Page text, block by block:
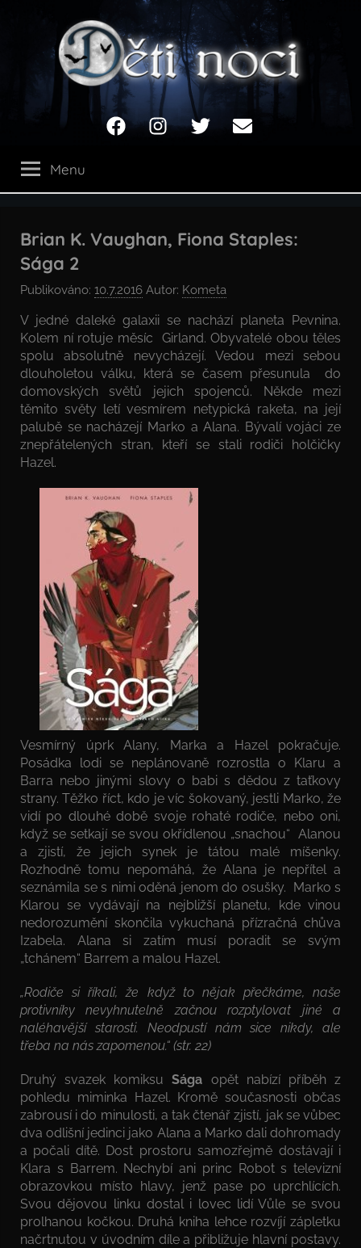
Děti
noci
FacebookInstagram
Twitter Email
Menu
Brian K. Vaughan, Fiona Staples:
Sága 2
Publikováno: 10.7.2016 Autor: Kometa
V jedné daleké galaxii se nachází planeta Pevnina.
Kolem ní rotuje měsíc Girland. Obyvatelé obou těles
spolu absolutně nevycházejí. Vedou mezi sebou
dlouholetou válku, která se časem přesunula do
domovských světů jejich spojenců. Někde mezi
těmito světy letí vesmírem netypická raketa, na její
palubě se nacházejí Marko a Alana. Bývalí vojáci ze
znepřátelených stran, kteří se stali rodiči holčičky
Hazel.
Vesmírný úprk Alany, Marka a Hazel pokračuje.
Posádka lodi se neplánovaně rozrostla o Klaru a
Barra nebo jinými slovy o babi s dědou z taťkovy
strany. Těžko říct, kdo je víc šokovaný, jestli Marko, že
vidí po dlouhé době svoje rohaté rodiče, nebo oni,
když se setkají se svou okřídlenou „snachou“ Alanou
a zjistí, že jejich synek je tátou malé míšenky.
Rozhodně tomu nepomáhá, že Alana je nepřítel a
seznámila se s nimi oděná jenom do osušky. Marko s
Klarou se vydávají na nejbližší planetu, kde vinou
nedorozumění skončila vykuchaná přízračná chůva
Izabela. Alana si zatím musí poradit se svým
„tchánem“ Barrem a malou Hazel.
„Rodiče si říkali, že když to nějak přečkáme, naše
protivníky nevyhnutelně začnou rozptylovat jiné a
naléhavější starosti. Neodpustí nám sice nikdy, ale
třeba na nás zapomenou.“ (str. 22)
Druhý svazek komiksuSága opět nabízí příběh z
pohledu miminka Hazel. Kromě současnosti občas
zabrousí i do minulosti, a tak čtenář zjistí, jak se vůbec
dva odlišní jedinci jako Alana a Marko dali dohromady
a počali dítě. Dost prostoru samozřejmě dostávají i
Klara s Barrem. Nechybí ani princ Robot s televizní
obrazovkou místo hlavy, jenž pase po uprchlících.
Svou dějovou linku dostal i lovec lidí Vůle se svou
prolhanou kočkou. Druhá kniha lehce rozvíjí zápletku
načrtnutou v úvodním díle a přibližuje hlavní postavy.